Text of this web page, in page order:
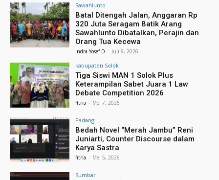
Sawahlunto
Batal Ditengah Jalan, Anggaran Rp
320 Juta Seragam Batik Arang
Sawahlunto Dibatalkan, Perajin dan
Orang Tua Kecewa
Indra Yosef D - Juli 9, 2026
kabupaten Solok
Tiga Siswi MAN 1 Solok Plus
Keterampilan Sabet Juara 1 Law
Debate Competition 2026
fitria - Mei 7, 2026
Padang
Bedah Novel “Merah Jambu” Reni
Juniarti, Counter Discourse dalam
Karya Sastra
fitria - Mei 5, 2026
Sumbar